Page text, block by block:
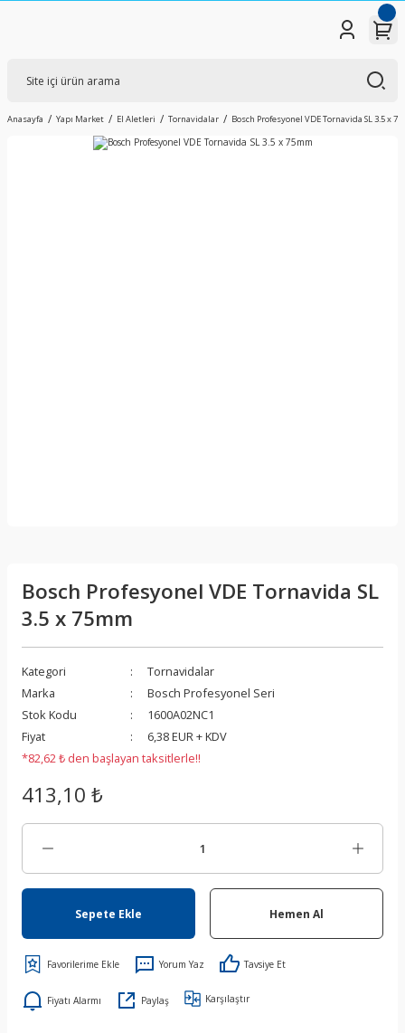
Anasayfa Yapı Market El Aletleri Tornavidalar Bosch Profesyonel VDE Tornavida SL 3.5 x
Bosch Profesyonel VDE Tornavida SL
3.5 x 75mm
Kategori
Tornavidalar
Marka
Bosch Profesyonel Seri
Stok Kodu
1600A02NC1
Fiyat
6,38 EUR + KDV
*82,62 ₺ den başlayan taksitlerle!!
413,10 ₺
Sepete Ekle Hemen Al
Yorum Yaz Tavsiye Et
Fiyatı Alarmı Paylaş Karşılaştır